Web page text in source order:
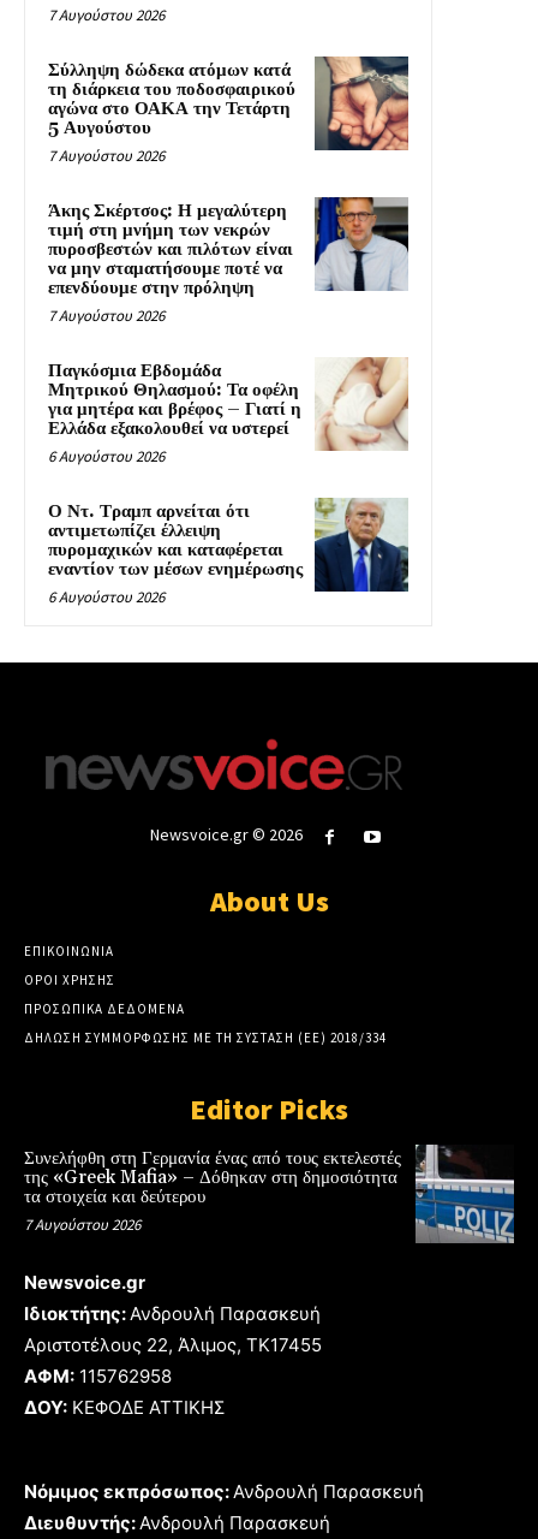
7 Αυγούστου 2026
Σύλληψη δώδεκα ατόμων κατά
τη διάρκεια του ποδοσφαιρικού
αγώνα στο ΟΑΚΑ την Τετάρτη
5 Αυγούστου
7 Αυγούστου 2026
Άκης Σκέρτσος: Η μεγαλύτερη
τιμή στη μνήμη των νεκρών
πυροσβεστών και πιλότων είναι
να μην σταματήσουμε ποτέ να
επενδύουμε στην πρόληψη
7 Αυγούστου 2026
Παγκόσμια Εβδομάδα
Μητρικού Θηλασμού: Τα οφέλη
για μητέρα και βρέφος – Γιατί η
Ελλάδα εξακολουθεί να υστερεί
6 Αυγούστου 2026
Ο Ντ. Τραμπ αρνείται ότι
αντιμετωπίζει έλλειψη
πυρομαχικών και καταφέρεται
εναντίον των μέσων ενημέρωσης
6 Αυγούστου 2026
Newsvoice.gr © 2026
About Us
ΕΠΙΚΟΙΝΩΝΙΑ
ΟΡΟΙ ΧΡΗΣΗΣ
ΠΡΟΣΩΠΙΚΑ ΔΕΔΟΜΕΝΑ
ΔΗΛΩΣΗ ΣΥΜΜΟΡΦΩΣΗΣ ΜΕ ΤΗ ΣΥΣΤΑΣΗ (ΕΕ) 2018/334
Editor Picks
Συνελήφθη στη Γερμανία ένας από τους εκτελεστές
της «Greek Mafia» – Δόθηκαν στη δημοσιότητα
τα στοιχεία και δεύτερου
7 Αυγούστου 2026
Newsvoice.gr
Ιδιοκτήτης: Ανδρουλή Παρασκευή
Αριστοτέλους 22, Άλιμος, TK17455
ΑΦΜ: 115762958
ΔΟΥ: ΚΕΦΟΔΕ ΑΤΤΙΚΗΣ
Νόμιμος εκπρόσωπος: Ανδρουλή Παρασκευή
Διευθυντής: Ανδρουλή Παρασκευή